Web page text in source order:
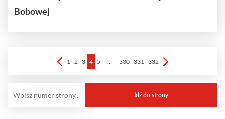
Bobowej
1 2 3 4 5 … 330 331 332